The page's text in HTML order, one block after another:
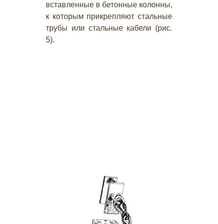
вставленные в бетонные колонны,
к которым прикрепляют стальные
трубы или стальные кабели (рис.
5).